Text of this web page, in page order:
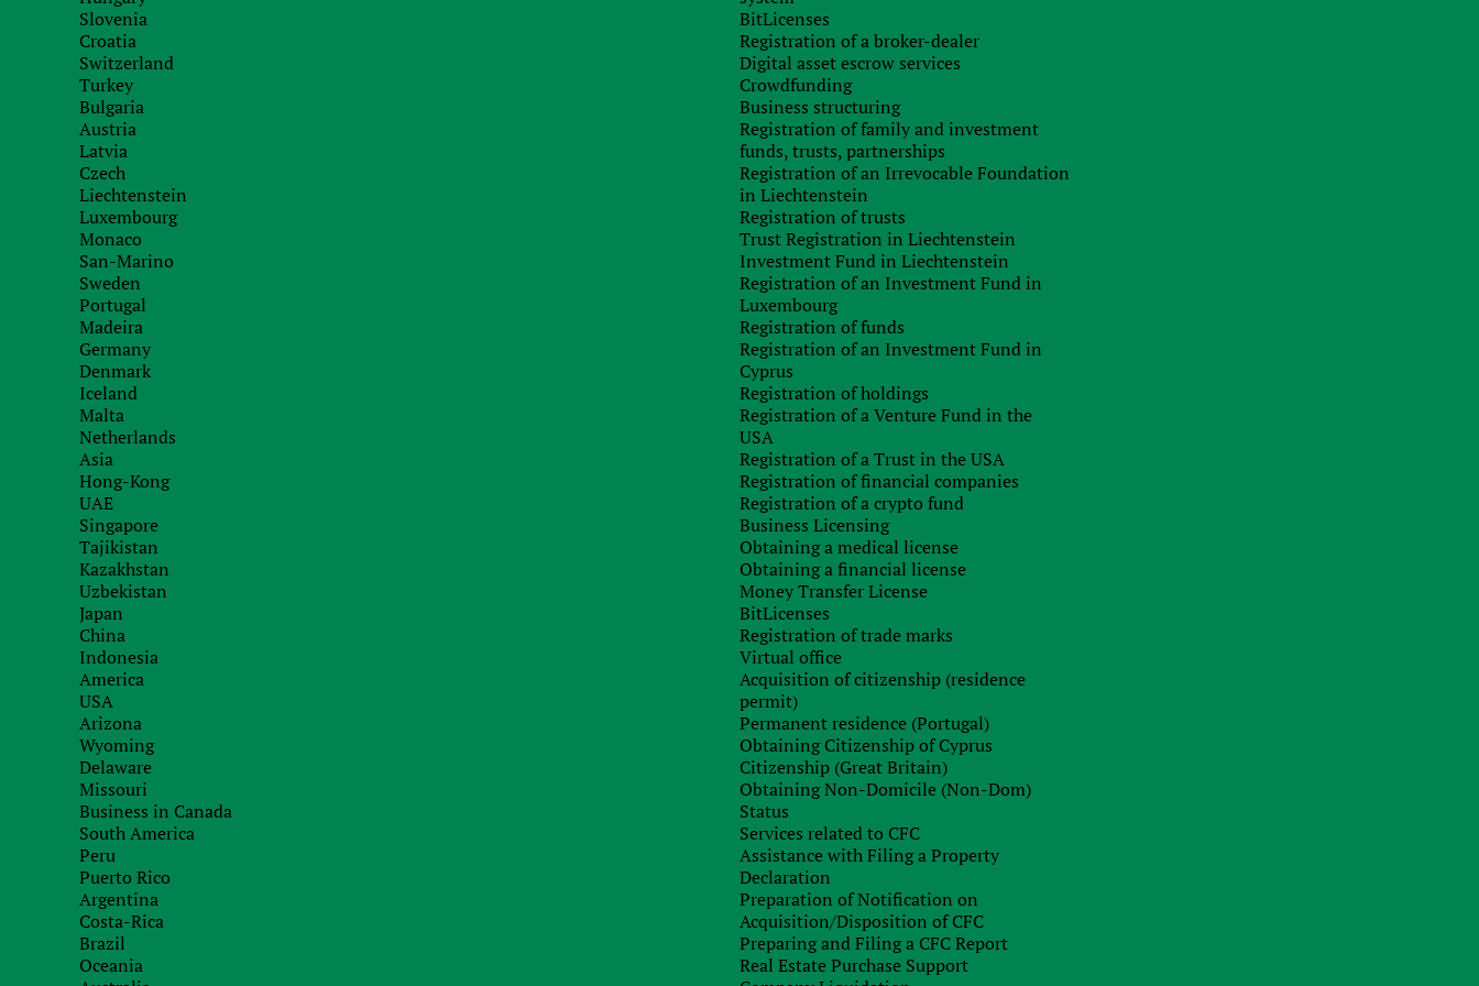
Slovenia
Croatia
Switzerland
Turkey
Bulgaria
Austria
Latvia
Czech
Liechtenstein
Luxembourg
Monaco
San-Marino
Sweden
Portugal
Madeira
Germany
Denmark
Iceland
Malta
Netherlands
Asia
Hong-Kong
UAE
Singapore
Tajikistan
Kazakhstan
Uzbekistan
Japan
China
Indonesia
America
USA
Arizona
Wyoming
Delaware
Missouri
Business in Canada
South America
Peru
Puerto Rico
Argentina
Costa-Rica
Brazil
Oceania
BitLicenses
Registration of a broker-dealer
Digital asset escrow services
Crowdfunding
Business structuring
Registration of family and investment
funds, trusts, partnerships
Registration of an Irrevocable Foundation
in Liechtenstein
Registration of trusts
Trust Registration in Liechtenstein
Investment Fund in Liechtenstein
Registration of an Investment Fund in
Luxembourg
Registration of funds
Registration of an Investment Fund in
Cyprus
Registration of holdings
Registration of a Venture Fund in the
USA
Registration of a Trust in the USA
Registration of financial companies
Registration of a crypto fund
Business Licensing
Obtaining a medical license
Obtaining a financial license
Money Transfer License
BitLicenses
Registration of trade marks
Virtual office
Acquisition of citizenship (residence
permit)
Permanent residence (Portugal)
Obtaining Citizenship of Cyprus
Citizenship (Great Britain)
Obtaining Non-Domicile (Non-Dom)
Status
Services related to CFC
Assistance with Filing a Property
Declaration
Preparation of Notification on
Acquisition/Disposition of CFC
Preparing and Filing a CFC Report
Real Estate Purchase Support
Уплата VAT в Евросоюзе регулируется директивой Совета Европейского Союза 2006/112/ЕС от 28 ноября
2006 года об общей системе налога на добавленную стоимость. Применение директивы требует
учитывать нормы национальных законодательств стран ЕС по этому вопросу. А оно по-своему
регулирует сроки и порядок регистрации плательщиков VAT и размер ставок налогообложения. Это
порождает множество рисков при осуществлении коммерческой деятельности со странами Евросоюза и
требует ответов на множество вопросов, например, на такие.
Кто отвечает за учет VAT, мы или наш заказчик?
Должны ли мы учитывать VAT по полученным услугам?
Должны ли мы становиться плательщиками VAT и в каких случаях?
Какую отчетность по VAT и в какие сроки необходимо подавать в налоговые органы?
Какая ответственность предусмотрена за нарушения законодательства по VAT?
Corporate law and M&A in Ukraine
Registration of Foreign Companies